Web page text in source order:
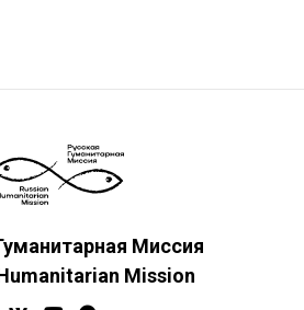
Миссия
Mission